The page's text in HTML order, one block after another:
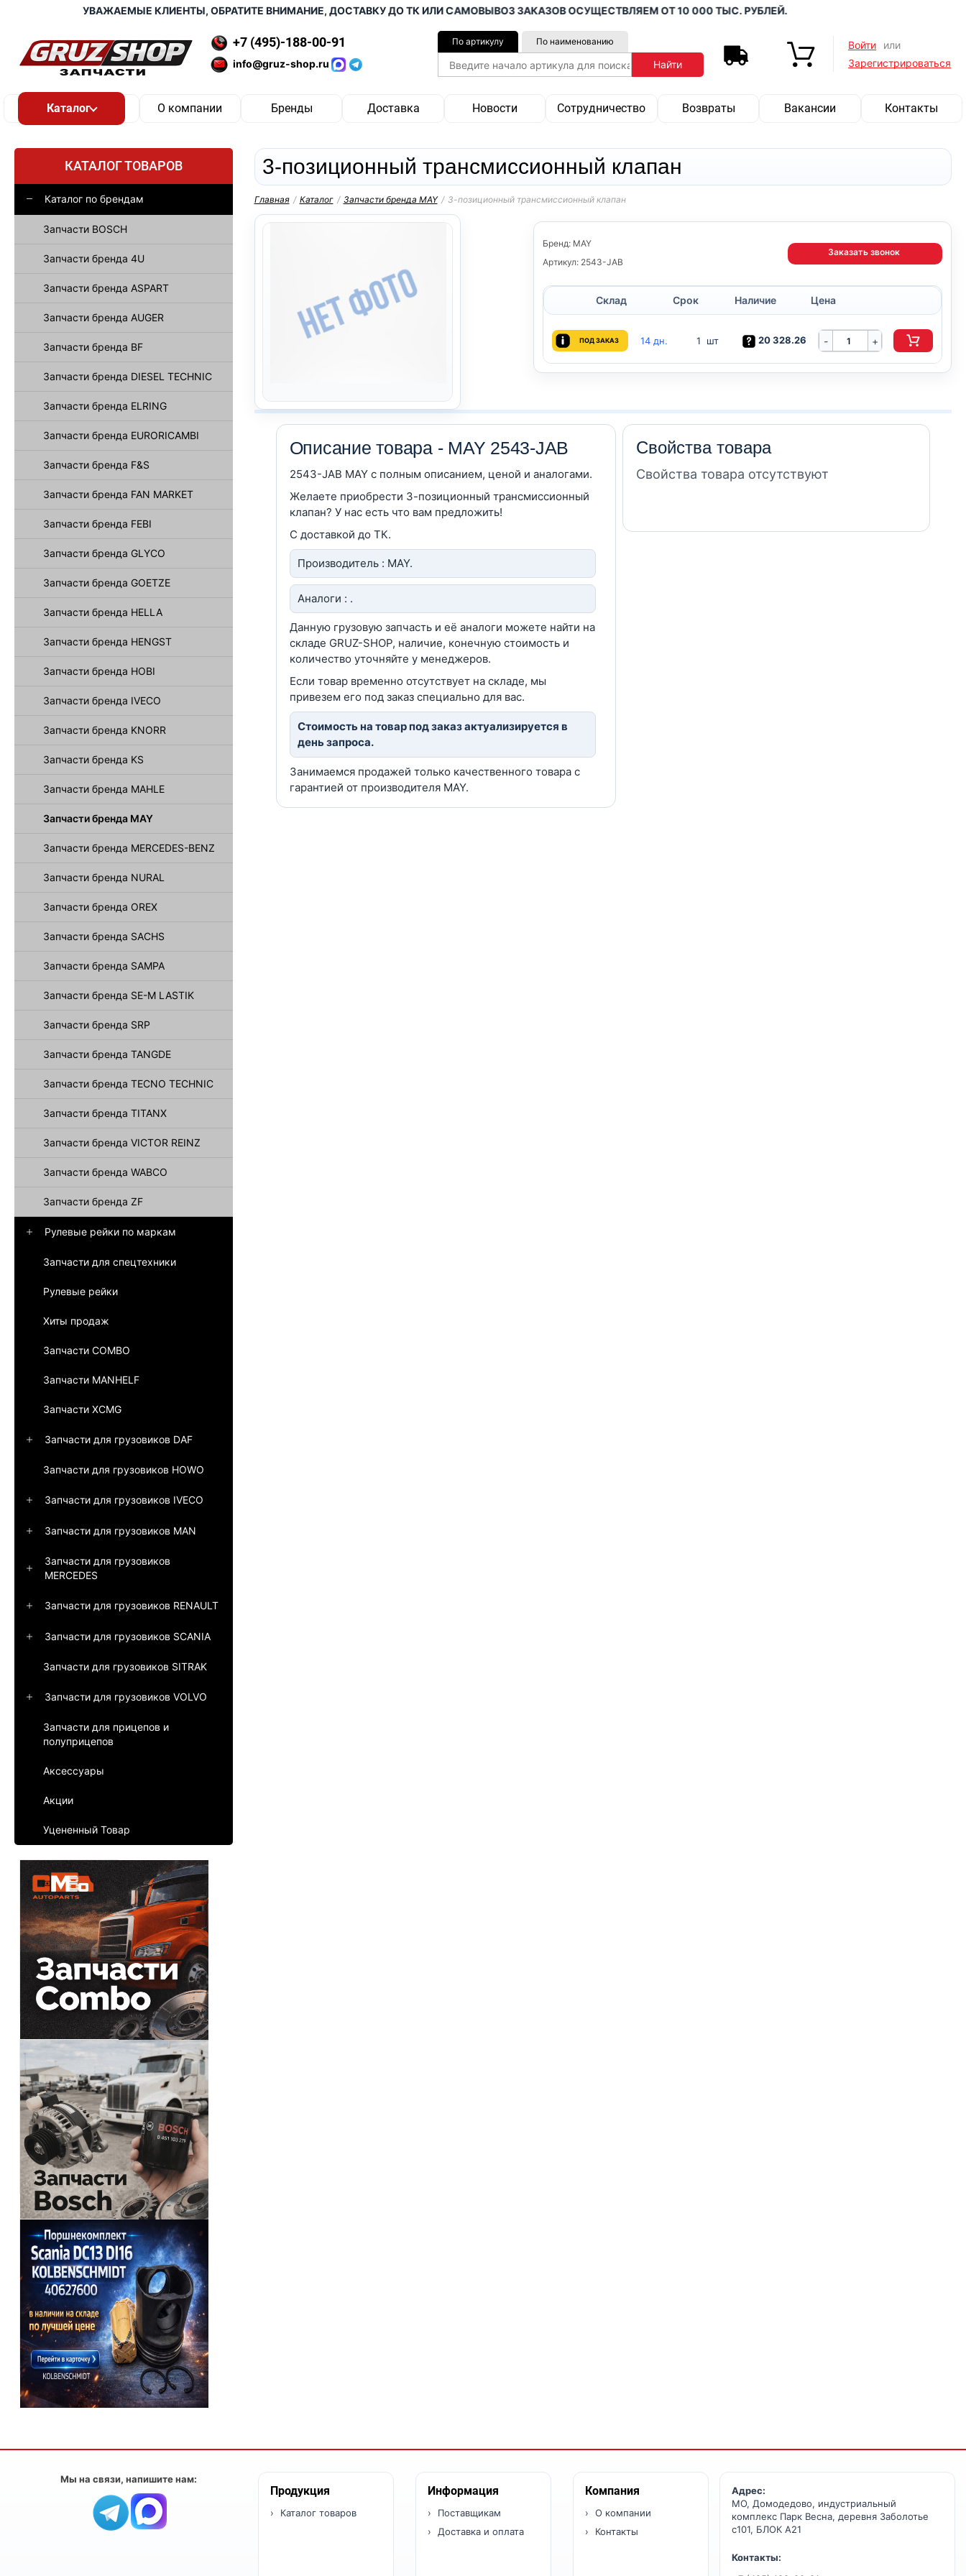
УВАЖАЕМЫЕ КЛИЕНТЫ, ОБРАТИТЕ ВНИМАНИЕ, ДОСТАВКУ ДО ТК ИЛИ САМОВЫВОЗ ЗАКАЗОВ ОСУЩЕСТВЛЯЕМ ОТ 10 000 ТЫС. РУБЛЕЙ.
+7 (495)-188-00-91
info@gruz-shop.ru
По артикулу По наименованию Войти
или
Зарегистрироваться
О компании Бренды Доставка Новости Сотрудничество Возвраты Вакансии Контакты
КАТАЛОГ ТОВАРОВ
Каталог по брендам
Запчасти BOSCH
Запчасти бренда 4U
Запчасти бренда ASPART
Запчасти бренда AUGER
Запчасти бренда BF
Запчасти бренда DIESEL TECHNIC
Запчасти бренда ELRING
Запчасти бренда EURORICAMBI
Запчасти бренда F&S
Запчасти бренда FAN MARKET
Запчасти бренда FEBI
Запчасти бренда GLYCO
Запчасти бренда GOETZE
Запчасти бренда HELLA
Запчасти бренда HENGST
Запчасти бренда HOBI
Запчасти бренда IVECO
Запчасти бренда KNORR
Запчасти бренда KS
Запчасти бренда MAHLE
Запчасти бренда MAY
Запчасти бренда MERCEDES-BENZ
Запчасти бренда NURAL
Запчасти бренда OREX
Запчасти бренда SACHS
Запчасти бренда SAMPA
Запчасти бренда SE-M LASTIK
Запчасти бренда SRP
Запчасти бренда TANGDE
Запчасти бренда TECNO TECHNIC
Запчасти бренда TITANX
Запчасти бренда VICTOR REINZ
Запчасти бренда WABCO
Запчасти бренда ZF
Рулевые рейки по маркам
Запчасти для спецтехники
Рулевые рейки
Хиты продаж
Запчасти COMBO
Запчасти MANHELF
Запчасти XCMG
Запчасти для грузовиков DAF
Запчасти для грузовиков HOWO
Запчасти для грузовиков IVECO
Запчасти для грузовиков MAN
Запчасти для грузовиков
MERCEDES
Запчасти для грузовиков RENAULT
Запчасти для грузовиков SCANIA
Запчасти для грузовиков SITRAK
Запчасти для грузовиков VOLVO
Запчасти для прицепов и
полуприцепов
Аксессуары
Акции
Уцененный Товар
3-позиционный трансмиссионный клапан
Главная / Каталог / Запчасти бренда MAY / 3-позиционный трансмиссионный клапан
Бренд: MAY
Артикул: 2543-JAB
Заказать звонок
Склад Срок Наличие Цена
ПОД ЗАКАЗ 14 дн. 1 шт 20 328.26 - +
Описание товара - MAY 2543-JAB
2543-JAB MAY c полным описанием, ценой и аналогами.
Желаете приобрести 3-позиционный трансмиссионный
клапан? У нас есть что вам предложить!
С доставкой до ТК.
Производитель : MAY.
Аналоги : .
Данную грузовую запчасть и её аналоги можете найти на
складе GRUZ-SHOP, наличие, конечную стоимость и
количество уточняйте у менеджеров.
Если товар временно отсутствует на складе, мы
привезем его под заказ специально для вас.
Стоимость на товар под заказ актуализируется в
день запроса.
Занимаемся продажей только качественного товара с
гарантией от производителя MAY.
Свойства товара
Свойства товара отсутствуют
Мы на связи, напишите нам:
Продукция
Каталог товаров
Информация
Поставщикам
Доставка и оплата
Компания
О компании
Контакты
Адрес:
МО, Домодедово, индустриальный
комплекс Парк Весна, деревня Заболотье
с101, БЛОК А21
Контакты: